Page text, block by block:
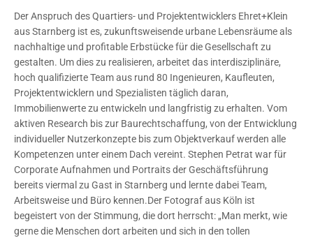
Der Anspruch des Quartiers- und Projektentwicklers Ehret+Klein
aus Starnberg ist es, zukunftsweisende urbane Lebensräume als
nachhaltige und profitable Erbstücke für die Gesellschaft zu
gestalten. Um dies zu realisieren, arbeitet das interdisziplinäre,
hoch qualifizierte Team aus rund 80 Ingenieuren, Kaufleuten,
Projektentwicklern und Spezialisten täglich daran,
Immobilienwerte zu entwickeln und langfristig zu erhalten. Vom
aktiven Research bis zur Baurechtschaffung, von der Entwicklung
individueller Nutzerkonzepte bis zum Objektverkauf werden alle
Kompetenzen unter einem Dach vereint. Stephen Petrat war für
Corporate Aufnahmen und Portraits der Geschäftsführung
bereits viermal zu Gast in Starnberg und lernte dabei Team,
Arbeitsweise und Büro kennen.Der Fotograf aus Köln ist
begeistert von der Stimmung, die dort herrscht: „Man merkt, wie
gerne die Menschen dort arbeiten und sich in den tollen